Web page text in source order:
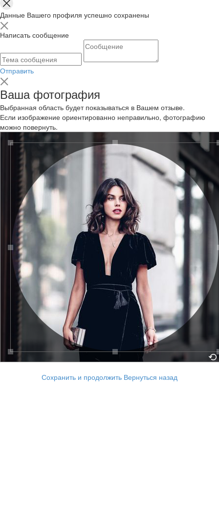
Данные Вашего профиля успешно сохранены
Написать сообщение
Отправить
Ваша фотография
Выбранная область будет показываться в Вашем отзыве.
Если изображение ориентированно неправильно, фотографию
можно повернуть.
Сохранить и продолжить Вернуться назад